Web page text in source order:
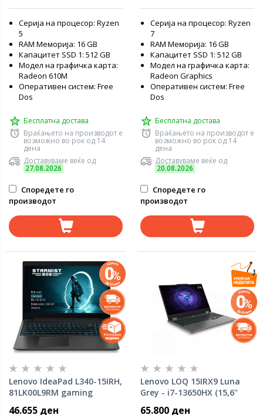
Серија на процесор: Ryzen
5
RAM Меморија: 16 GB
Капацитет SSD 1: 512 GB
Модел на графичка карта:
Radeon 610M
Оперативен систем: Free
Dos
Бесплатна достава
Враќањето на производот е
возможно во рок од 14
дена
Доставуваме веќе од
27.08.2026
Споредете го
производот
Серија на процесор: Ryzen
7
RAM Меморија: 16 GB
Капацитет SSD 1: 512 GB
Модел на графичка карта:
Radeon Graphics
Оперативен систем: Free
Dos
Бесплатна достава
Враќањето на производот е
возможно во рок од 14
дена
Доставуваме веќе од
20.08.2026
Споредете го
производот
Lenovo IdeaPad L340-15IRH,
81LK00L9RM gaming
46.655 ден
Lenovo LOQ 15IRX9 Luna
Grey - i7-13650HX (15,6"
65.800 ден